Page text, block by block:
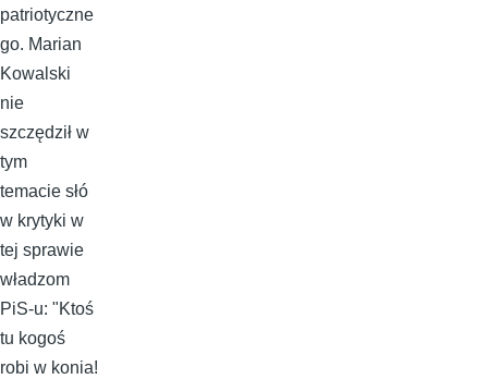
patriotyczne
go. Marian
Kowalski
nie
szczędził w
tym
temacie słó
w krytyki w
tej sprawie
władzom
PiS-u: "Ktoś
tu kogoś
robi w konia!